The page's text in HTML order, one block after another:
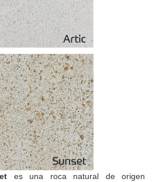
es una roca natural de origen